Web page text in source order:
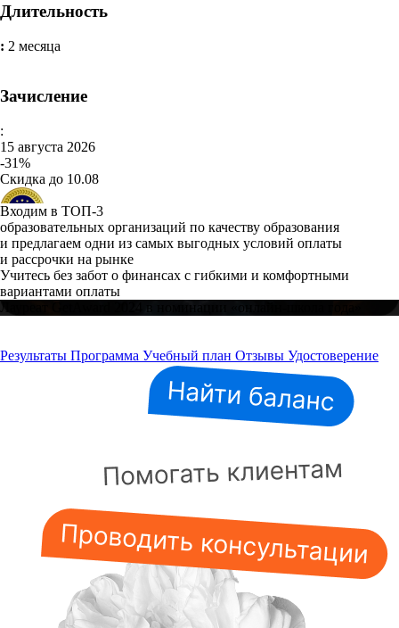
Длительность
: 2 месяца
Зачисление
:
15 августа 2026
-31%
Скидка до 10.08
Входим в ТОП-3
образовательных организаций по качеству образования
и предлагаем одни из самых выгодных условий оплаты
и рассрочки на рынке
Учитесь без забот о финансах с гибкими и комфортными
вариантами оплаты
Лауреат GetAward 2024 в номинации «онлайн-школа года»
Результаты Программа Учебный план Отзывы Удостоверение